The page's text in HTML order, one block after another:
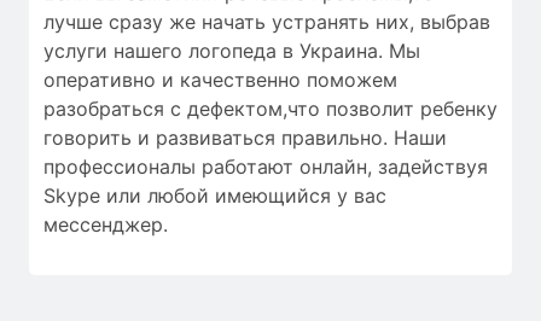
лучше сразу же начать устранять них, выбрав
услуги нашего логопеда в Украина. Мы
оперативно и качественно поможем
разобраться с дефектом,что позволит ребенку
говорить и развиваться правильно. Наши
профессионалы работают онлайн, задействуя
Skype или любой имеющийся у вас
мессенджер.